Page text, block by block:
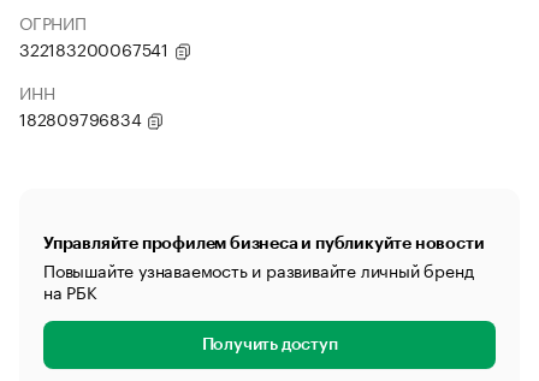
ОГРНИП
322183200067541
ИНН
182809796834
Управляйте профилем бизнеса и публикуйте новости
Повышайте узнаваемость и развивайте личный бренд
на РБК
Получить доступ